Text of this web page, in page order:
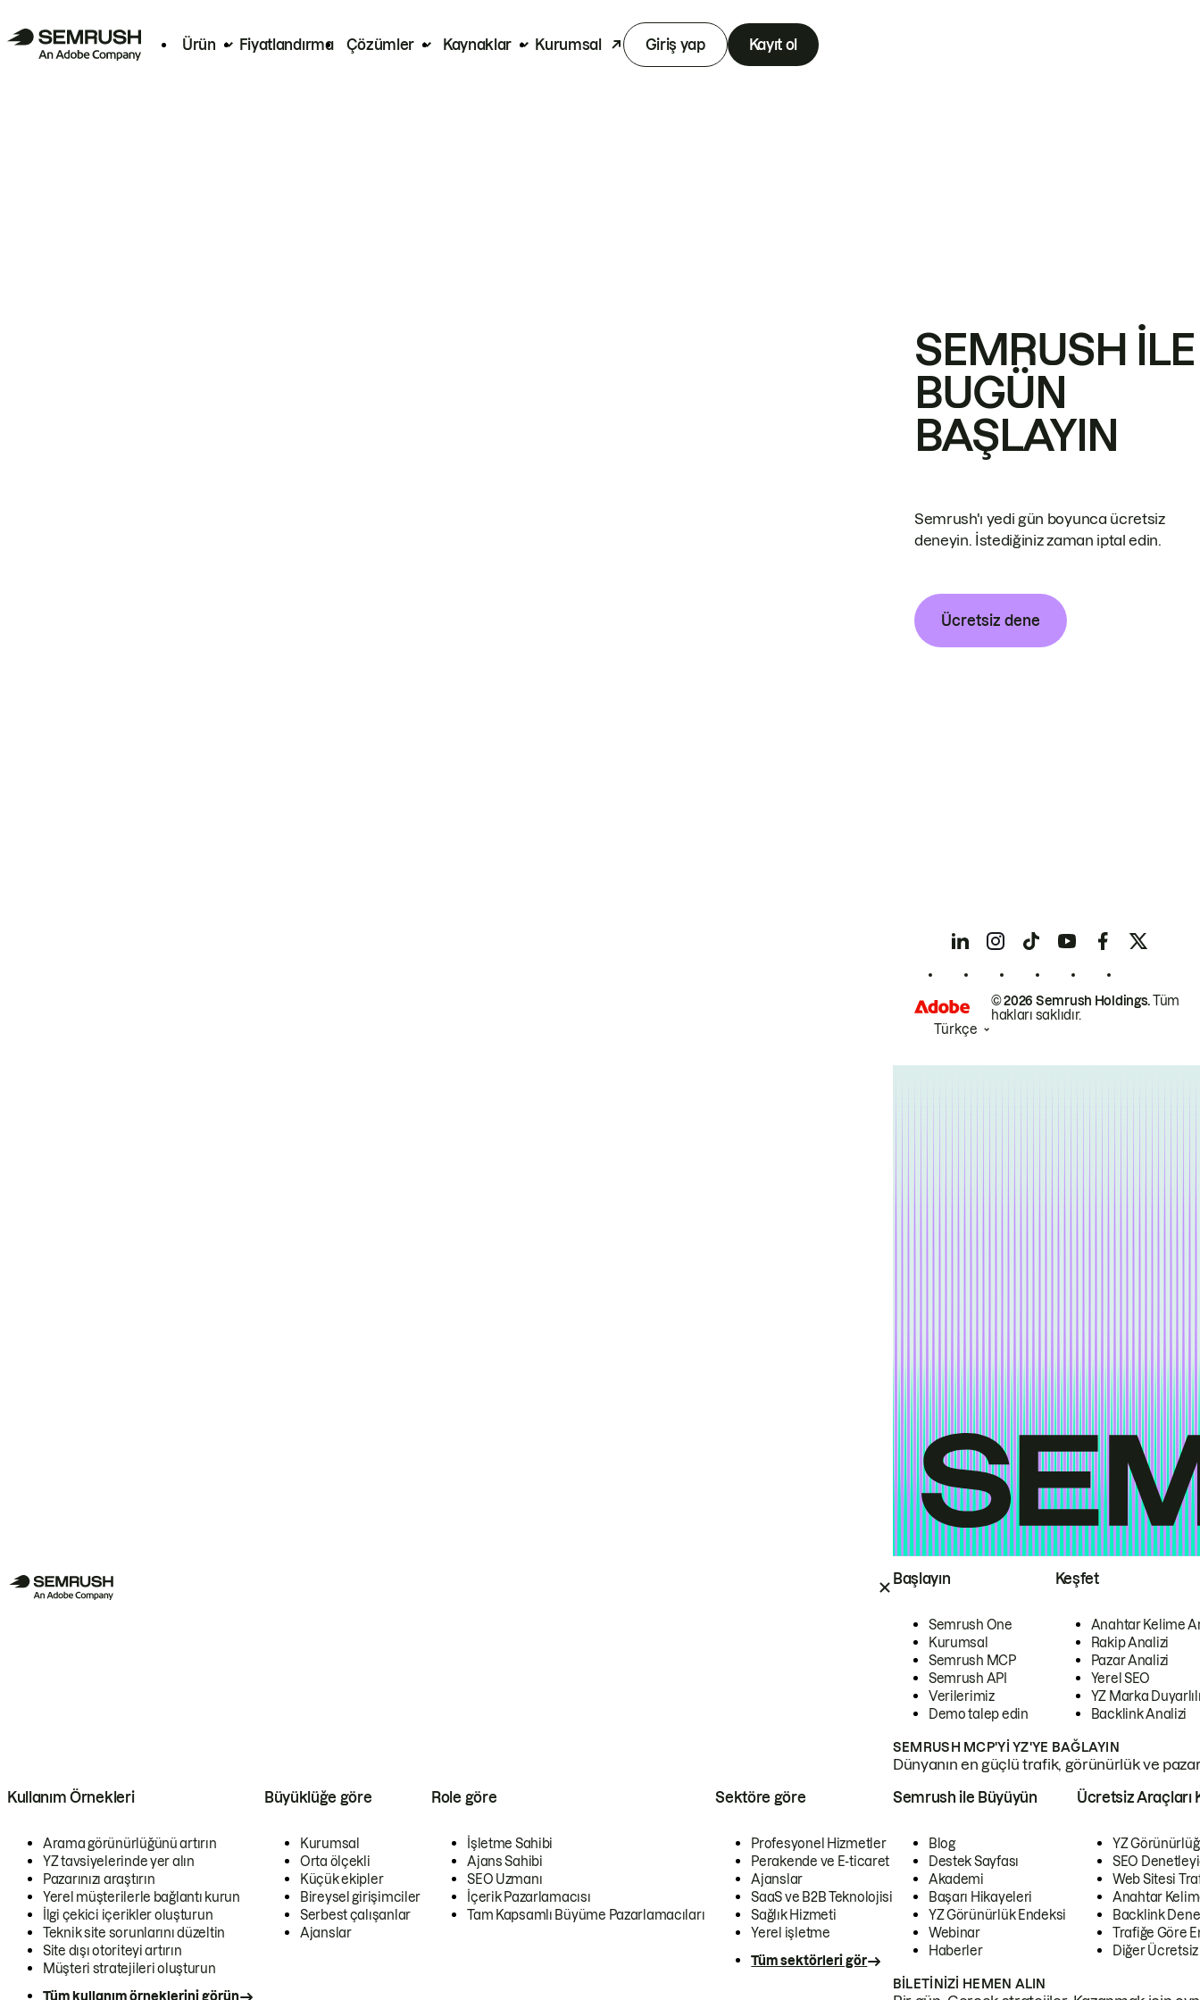
Ürün Fiyatlandırma Çözümler Kaynaklar Kurumsal Giriş yap Kayıt ol
Başlayın
Semrush One
Kurumsal
Semrush MCP
Semrush API
Verilerimiz
Demo talep edin
Keşfet
Anahtar Kelime
Rakip Analizi
Pazar Analizi
Yerel SEO
YZ Marka
Backlink Analizi
SEMRUSH MCP'YI YZ'YE BAĞLAYIN
Dünyanın en güçlü trafik, görünürlük ve
Kullanım Örnekleri
Arama görünürlüğünü artırın
YZ tavsiyelerinde yer alın
Pazarınızı araştırın
Yerel müşterilerle bağlantı kurun
İlgi çekici içerikler oluşturun
Teknik site sorunlarını düzeltin
Site dışı otoriteyi artırın
Müşteri stratejileri oluşturun
Tüm kullanım örneklerini görün
Büyüklüğe göre
Kurumsal
Orta ölçekli
Küçük ekipler
Bireysel girişimciler
Serbest çalışanlar
Ajanslar
Role göre
İşletme Sahibi
Ajans Sahibi
SEO Uzmanı
İçerik Pazarlamacısı
Tam Kapsamlı Büyüme Pazarlamacıları
Sektöre göre
Profesyonel Hizmetler
Perakende ve E-ticaret
Ajanslar
SaaS ve B2B Teknolojisi
Sağlık Hizmeti
Yerel işletme
Tüm sektörleri gör
Semrush ile Büyüyün
Blog
Destek Sayfası
Akademi
Başarı Hikayeleri
YZ Görünürlük Endeksi
Webinar
Haberler
Ücretsiz Araçları
YZ
SEO
Web Sitesi
Anahtar
Backlink
Trafiğe Göre
Diğer
BILETINIZI HEMEN ALIN
SEMRUSH ILE
BUGÜN
BAŞLAYIN
Semrush'ı yedi gün boyunca ücretsiz
deneyin. İstediğiniz zaman iptal edin.
Ücretsiz dene
© 2026 Semrush Holdings.Tüm
hakları saklıdır.
Türkçe